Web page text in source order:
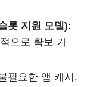
롯 지원 모델):
으로 확보 가
필요한 앱 캐시,